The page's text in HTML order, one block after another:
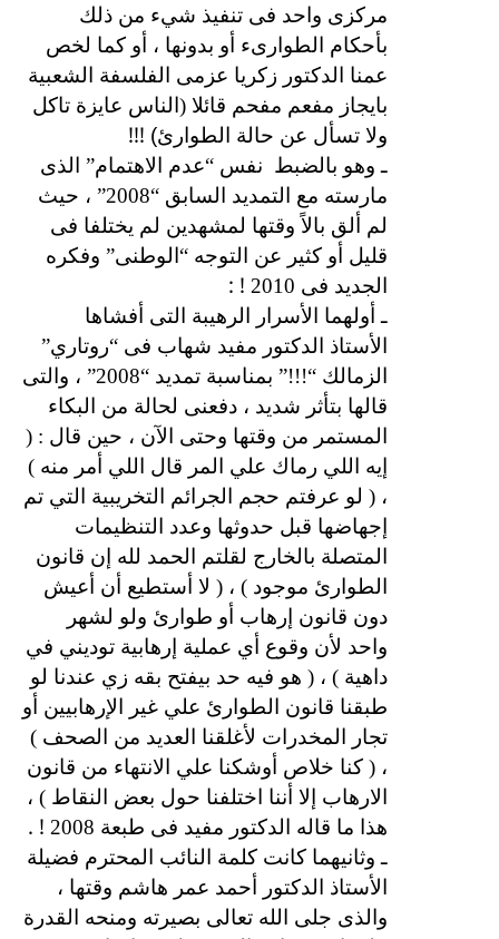
مركزى واحد فى تنفيذ شيء من ذلك
بأحكام الطوارىء أو بدونها ، أو كما لخص
عمنا الدكتور زكريا عزمى الفلسفة الشعبية
بايجاز مفعم مفحم قائلا (الناس عايزة تاكل
ولا تسأل عن حالة الطوارئ) !!!
ـ وهو بالضبط نفس “عدم الاهتمام” الذى
مارسته مع التمديد السابق “2008” ، حيث
لم ألق بالاً وقتها لمشهدين لم يختلفا فى
قليل أو كثير عن التوجه “الوطنى” وفكره
الجديد فى 2010
! :
ـ أولهما الأسرار الرهيبة التى أفشاها
الأستاذ الدكتور مفيد شهاب فى “روتاري”
الزمالك “!!!” بمناسبة تمديد “2008” ، والتى
قالها بتأثر شديد ، دفعنى لحالة من البكاء
المستمر من وقتها وحتى الآن ، حين قال : (
إيه اللي رماك علي المر قال اللي أمر منه )
، ( لو عرفتم حجم الجرائم التخريبية التي تم
إجهاضها قبل حدوثها وعدد التنظيمات
المتصلة بالخارج لقلتم الحمد لله إن قانون
الطوارئ موجود ) ، ( لا أستطيع أن أعيش
دون قانون إرهاب أو طوارئ ولو لشهر
واحد لأن وقوع أي عملية إرهابية توديني في
داهية ) ، ( هو فيه حد بيفتح بقه زي عندنا لو
طبقنا قانون الطوارئ علي غير الإرهابيين أو
تجار المخدرات لأغلقنا العديد من الصحف )
، ( كنا خلاص أوشكنا علي الانتهاء من قانون
الارهاب إلا أننا اختلفنا حول بعض النقاط ) ،
هذا ما قاله الدكتور مفيد فى طبعة 2008
! .
ـ وثانيهما كانت كلمة النائب المحترم فضيلة
الأستاذ الدكتور أحمد عمر هاشم وقتها ،
والذى جلى الله تعالى بصيرته ومنحه القدرة